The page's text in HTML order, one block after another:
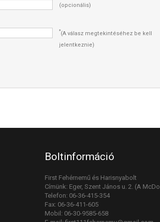
(opcionális)
*(A válasz megtekintéséhez be kell
jelentkeznie)
Boltinformáció
First Fehérnemű és Harisnyabolt
Címünk: Eger, Szent János u. 2. (A
Telefon: 06-36-415-354
Fax: 06-36-411-605
Mobil: 06-30-9585-658